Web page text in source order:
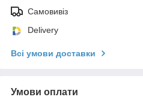
Самовивіз
Delivery
Всі умови доставки
Умови оплати